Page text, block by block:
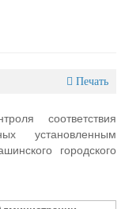
Печать
соответствия
установленным
городского